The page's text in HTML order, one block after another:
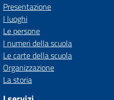
Presentazione
I luoghi
Le persone
I numeri della scuola
Le carte della scuola
Organizzazione
La storia